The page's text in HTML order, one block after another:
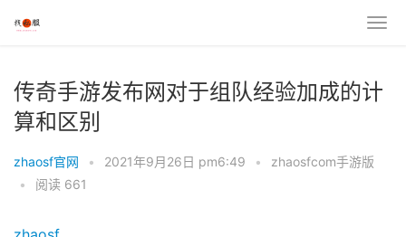
传奇手游发布网对于组队经验加成的计
算和区别
zhaosf官网 • 2021年9月26日 pm6:49 •
zhaosfcom手游版
•
阅读 661